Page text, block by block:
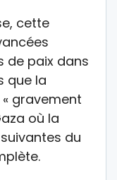
cette
de paix dans
que la
gravement
où la
du